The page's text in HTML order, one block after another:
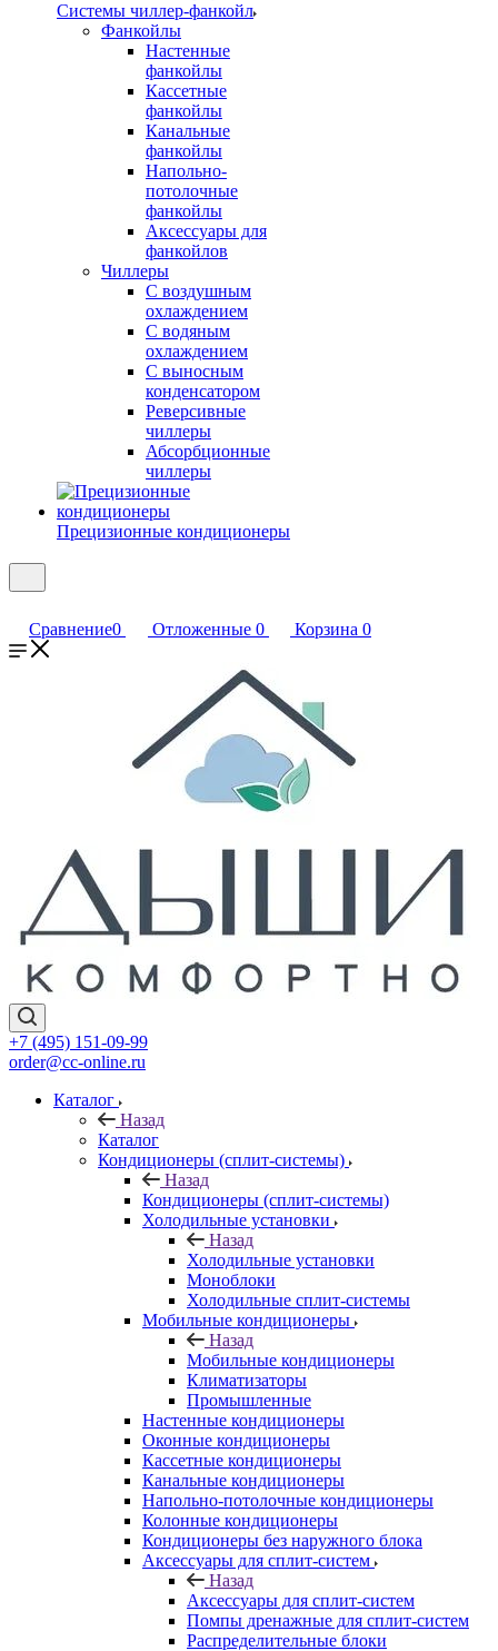
Системы чиллер-фанкойл
Фанкойлы
Настенные
фанкойлы
Кассетные
фанкойлы
Канальные
фанкойлы
Напольно-
потолочные
фанкойлы
Аксессуары для
фанкойлов
Чиллеры
С воздушным
охлаждением
С водяным
охлаждением
С выносным
конденсатором
Реверсивные
чиллеры
Абсорбционные
чиллеры
Прецизионные кондиционеры
Сравнение0 Отложенные 0 Корзина 0
+7 (495) 151-09-99
order@cc-online.ru
Каталог
Назад
Каталог
Кондиционеры (сплит-системы)
Назад
Кондиционеры (сплит-системы)
Холодильные установки
Назад
Холодильные установки
Моноблоки
Холодильные сплит-системы
Мобильные кондиционеры
Назад
Мобильные кондиционеры
Климатизаторы
Промышленные
Настенные кондиционеры
Оконные кондиционеры
Кассетные кондиционеры
Канальные кондиционеры
Напольно-потолочные кондиционеры
Колонные кондиционеры
Кондиционеры без наружного блока
Аксессуары для сплит-систем
Назад
Аксессуары для сплит-систем
Помпы дренажные для сплит-систем
Распределительные блоки